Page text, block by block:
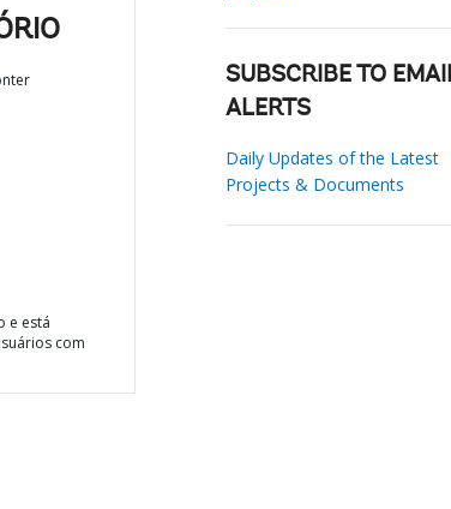
e está
com
SUBSCRIBE TO
ALERTS
Daily Updates of the Latest
Projects & Documents